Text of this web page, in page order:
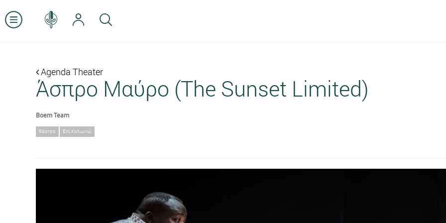
Agenda Theater
Άσπρο Μαύρο (The Sunset Limited)
Boem Team
θέατρο Επί Κολωνώ